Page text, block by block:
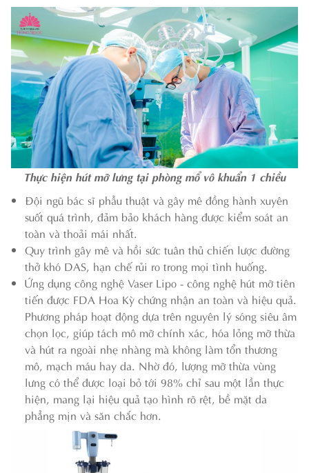
Thực hiện hút mỡ lưng tại phòng mổ vô khuẩn 1 chiều
Đội ngũ bác sĩ phẫu thuật và gây mê đồng hành xuyên
suốt quá trình, đảm bảo khách hàng được kiểm soát an
toàn và thoải mái nhất.
Quy trình gây mê và hồi sức tuân thủ chiến lược đường
thở khó DAS, hạn chế rủi ro trong mọi tình huống.
Ứng dụng công nghệ Vaser Lipo - công nghệ hút mỡ tiên
tiến được FDA Hoa Kỳ chứng nhận an toàn và hiệu quả.
Phương pháp hoạt động dựa trên nguyên lý sóng siêu âm
chọn lọc, giúp tách mô mỡ chính xác, hóa lỏng mỡ thừa
và hút ra ngoài nhẹ nhàng mà không làm tổn thương
mô, mạch máu hay da. Nhờ đó, lượng mỡ thừa vùng
lưng có thể được loại bỏ tới 98% chỉ sau một lần thực
hiện, mang lại hiệu quả tạo hình rõ rệt, bề mặt da
phẳng mịn và săn chắc hơn.